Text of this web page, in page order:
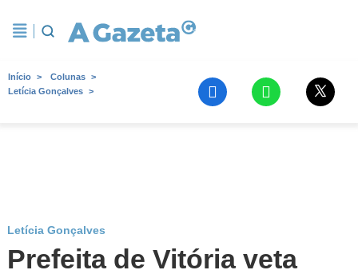
Início
Colunas
Letícia Gonçalves
Letícia Gonçalves
Prefeita de Vitória veta